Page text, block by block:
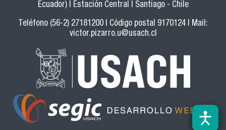
Ecuador) | Estación Central | Santiago - Chile
Teléfono (56-2) 27181200 | Código postal 9170124 | Mail:
victor.pizarro.u@usach.cl